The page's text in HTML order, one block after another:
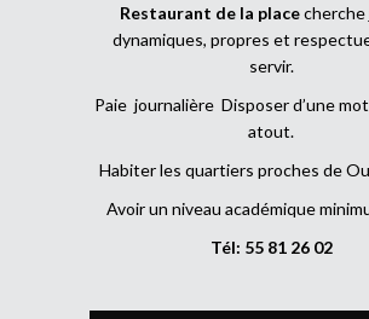
Restaurant de la placecherche
dynamiques, propres et
servir.
Paie journalière Disposer d’une
atout.
Habiter les quartiers proches de
Avoir un niveau académique
Tél: 55 81 26 02